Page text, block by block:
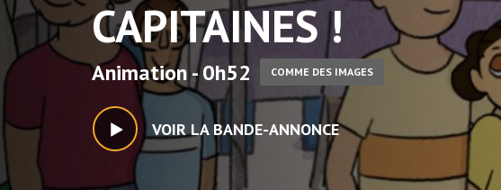
CAPITAINES !
Animation - 0h52 COMME DES IMAGES
VOIR LA BANDE-ANNONCE